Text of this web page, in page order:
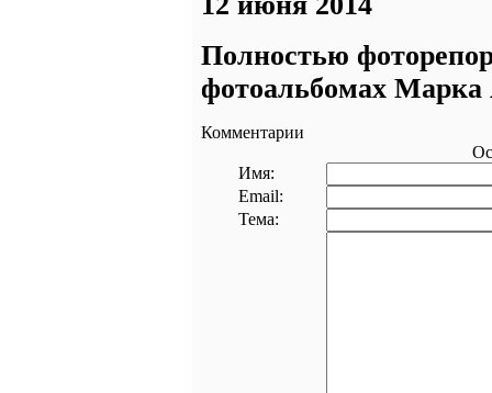
Полностью
фотоальбомах Марка
Комментарии
Имя:
Email:
Тема: